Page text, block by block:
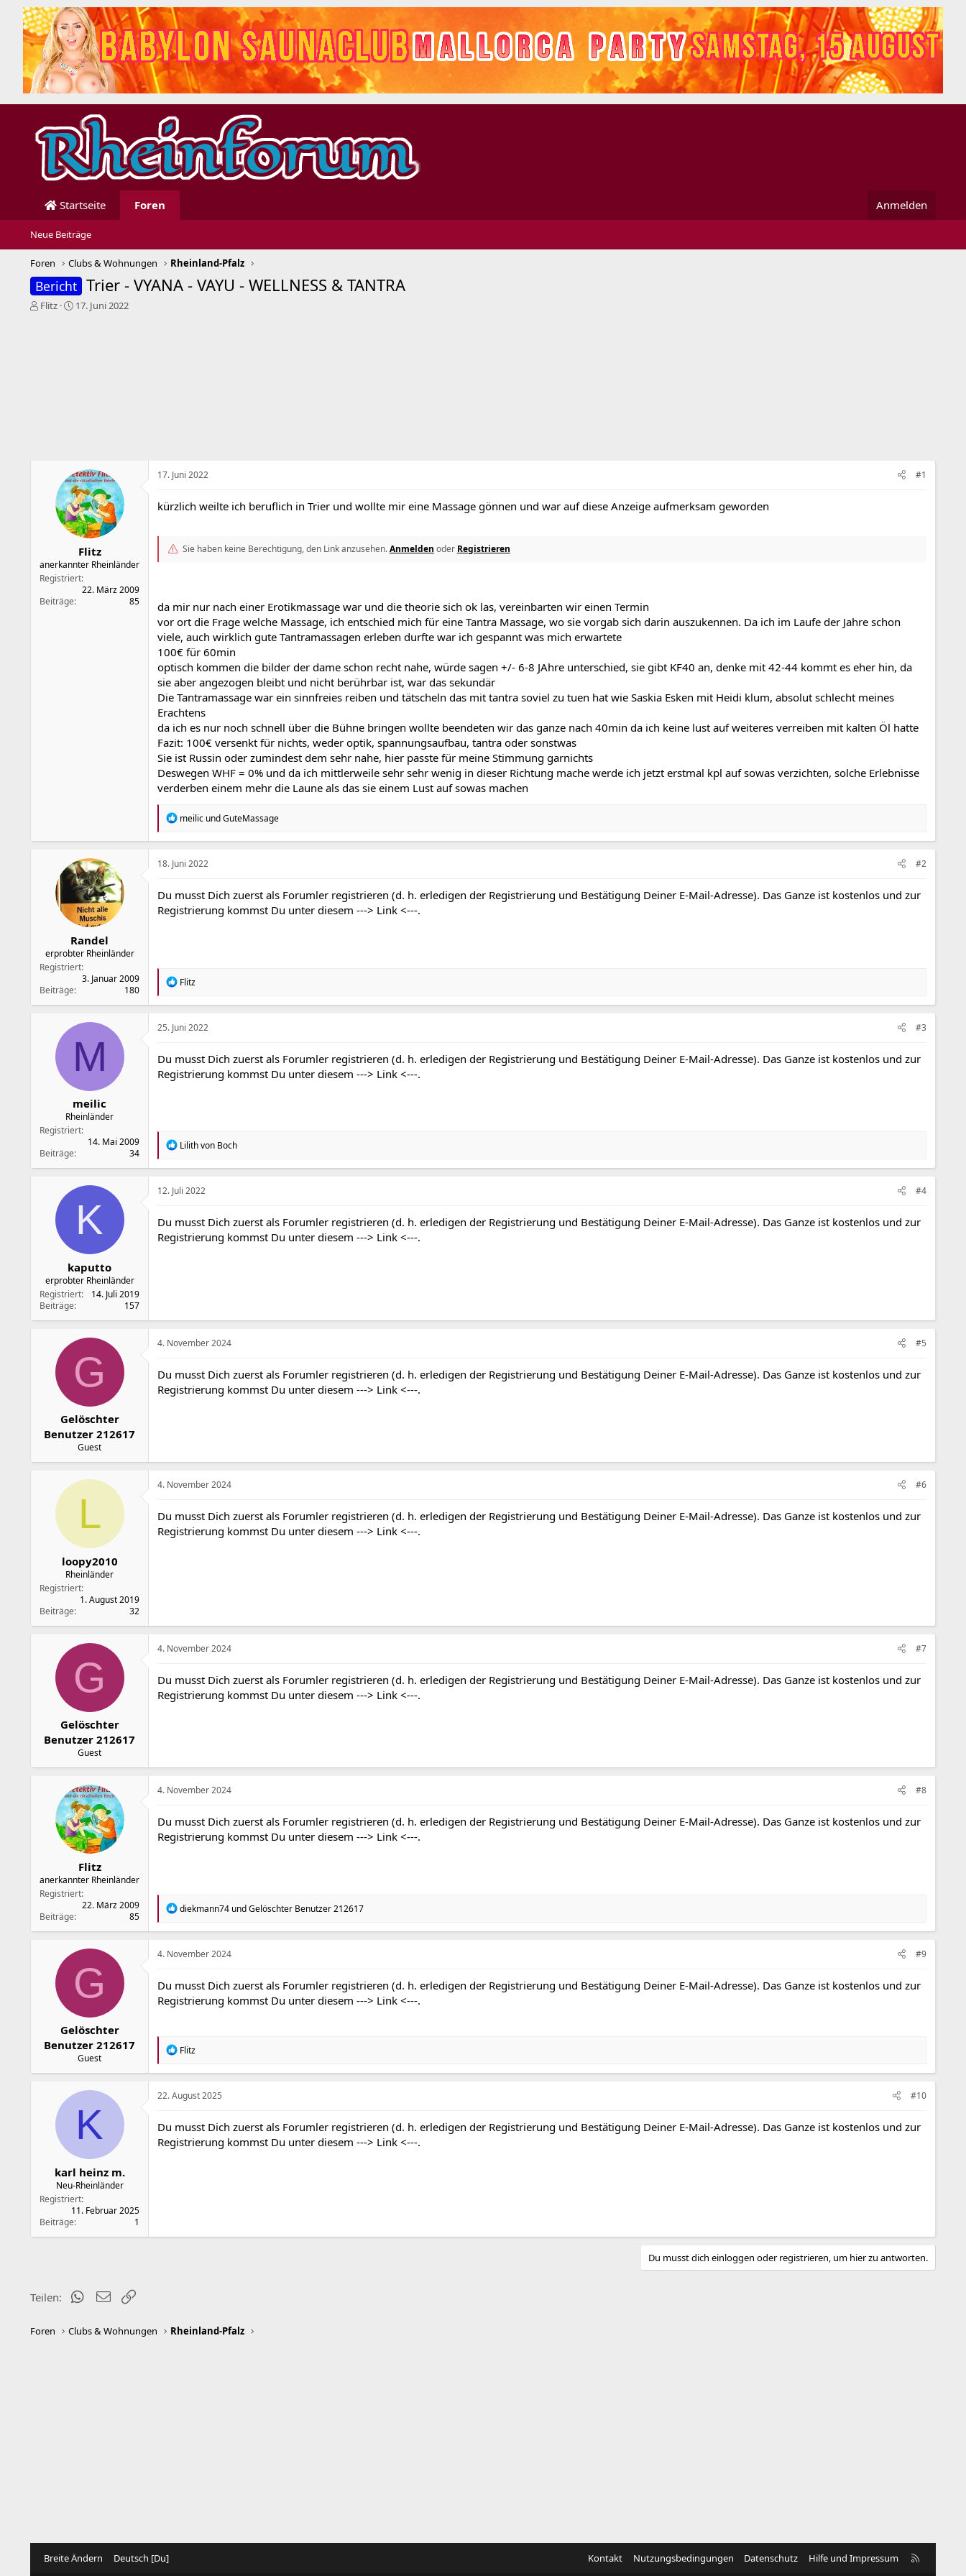
Startseite Foren Anmelden
Neue Beiträge
Foren Clubs & Wohnungen Rheinland-Pfalz
Bericht Trier - VYANA - VAYU - WELLNESS & TANTRA
E
Flitz
E17. Juni 2022
Flitz
anerkannter Rheinländer
Registriert
22. März 2009
Beiträge
85
17. Juni 2022 #1
kürzlich weilte ich beruflich in Trier und wollte mir eine Massage gönnen und war auf diese Anzeige aufmerksam geworden
Sie haben keine Berechtigung, den Link anzusehen.Anmelden oder Registrieren
da mir nur nach einer Erotikmassage war und die theorie sich ok las, vereinbarten wir einen Termin
vor ort die Frage welche Massage, ich entschied mich für eine Tantra Massage, wo sie vorgab sich darin auszukennen. Da ich im Laufe der Jahre schon
viele, auch wirklich gute Tantramassagen erleben durfte war ich gespannt was mich erwartete
100€ für 60min
optisch kommen die bilder der dame schon recht nahe, würde sagen +/- 6-8 JAhre unterschied, sie gibt KF40 an, denke mit 42-44 kommt es eher hin, da
sie aber angezogen bleibt und nicht berührbar ist, war das sekundär
Die Tantramassage war ein sinnfreies reiben und tätscheln das mit tantra soviel zu tuen hat wie Saskia Esken mit Heidi klum, absolut schlecht meines
Erachtens
da ich es nur noch schnell über die Bühne bringen wollte beendeten wir das ganze nach 40min da ich keine lust auf weiteres verreiben mit kalten Öl hatte
Fazit: 100€ versenkt für nichts, weder optik, spannungsaufbau, tantra oder sonstwas
Sie ist Russin oder zumindest dem sehr nahe, hier passte für meine Stimmung garnichts
Deswegen WHF = 0% und da ich mittlerweile sehr sehr wenig in dieser Richtung mache werde ich jetzt erstmal kpl auf sowas verzichten, solche Erlebnisse
verderben einem mehr die Laune als das sie einem Lust auf sowas machen
R
a
t
n
e
meilic undGuteMassage
Randel
erprobter Rheinländer
Registriert
3. Januar 2009
Beiträge
180
18. Juni 2022 #2
Du musst Dich zuerst als Forumler registrieren (d. h. erledigen der Registrierung und Bestätigung Deiner E-Mail-Adresse). Das Ganze ist kostenlos und zur
Registrierung kommst Du unter diesem ---> Link <---.
R
a
t
n
e
Flitz
M
meilic
Rheinländer
Registriert
14. Mai 2009
Beiträge
34
25. Juni 2022 #3
Du musst Dich zuerst als Forumler registrieren (d. h. erledigen der Registrierung und Bestätigung Deiner E-Mail-Adresse). Das Ganze ist kostenlos und zur
Registrierung kommst Du unter diesem ---> Link <---.
R
a
t
n
e
Lilith von Boch
K
kaputto
erprobter Rheinländer
Registriert
14. Juli 2019
Beiträge
157
12. Juli 2022 #4
Du musst Dich zuerst als Forumler registrieren (d. h. erledigen der Registrierung und Bestätigung Deiner E-Mail-Adresse). Das Ganze ist kostenlos und zur
Registrierung kommst Du unter diesem ---> Link <---.
G
Gelöschter
Benutzer 212617
Guest
4. November 2024 #5
Du musst Dich zuerst als Forumler registrieren (d. h. erledigen der Registrierung und Bestätigung Deiner E-Mail-Adresse). Das Ganze ist kostenlos und zur
Registrierung kommst Du unter diesem ---> Link <---.
L
loopy2010
Rheinländer
Registriert
1. August 2019
Beiträge
32
4. November 2024 #6
Du musst Dich zuerst als Forumler registrieren (d. h. erledigen der Registrierung und Bestätigung Deiner E-Mail-Adresse). Das Ganze ist kostenlos und zur
Registrierung kommst Du unter diesem ---> Link <---.
G
Gelöschter
Benutzer 212617
Guest
4. November 2024 #7
Du musst Dich zuerst als Forumler registrieren (d. h. erledigen der Registrierung und Bestätigung Deiner E-Mail-Adresse). Das Ganze ist kostenlos und zur
Registrierung kommst Du unter diesem ---> Link <---.
Flitz
anerkannter Rheinländer
Registriert
22. März 2009
Beiträge
85
4. November 2024 #8
Du musst Dich zuerst als Forumler registrieren (d. h. erledigen der Registrierung und Bestätigung Deiner E-Mail-Adresse). Das Ganze ist kostenlos und zur
Registrierung kommst Du unter diesem ---> Link <---.
R
a
t
n
e
diekmann74 undGelöschter Benutzer 212617
G
Gelöschter
Benutzer 212617
Guest
4. November 2024 #9
Du musst Dich zuerst als Forumler registrieren (d. h. erledigen der Registrierung und Bestätigung Deiner E-Mail-Adresse). Das Ganze ist kostenlos und zur
Registrierung kommst Du unter diesem ---> Link <---.
R
a
t
n
e
Flitz
K
karl heinz m.
Neu-Rheinländer
Registriert
11. Februar 2025
Beiträge
1
22. August 2025 #10
Du musst Dich zuerst als Forumler registrieren (d. h. erledigen der Registrierung und Bestätigung Deiner E-Mail-Adresse). Das Ganze ist kostenlos und zur
Registrierung kommst Du unter diesem ---> Link <---.
Du musst dich einloggen oder registrieren, um hier zu antworten.
Teilen: WhatsApp
E-Mail
Foren Clubs & Wohnungen Rheinland-Pfalz
Breite Ändern Deutsch [Du] Kontakt Nutzungsbedingungen Datenschutz Hilfe und Impressum
R